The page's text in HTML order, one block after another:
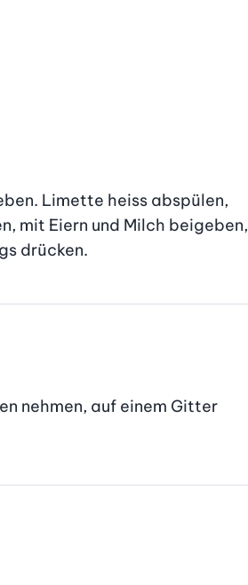
Limette heiss abspülen,
mit Eiern und Milch beigeben,
drücken.
nehmen, auf einem Gitter